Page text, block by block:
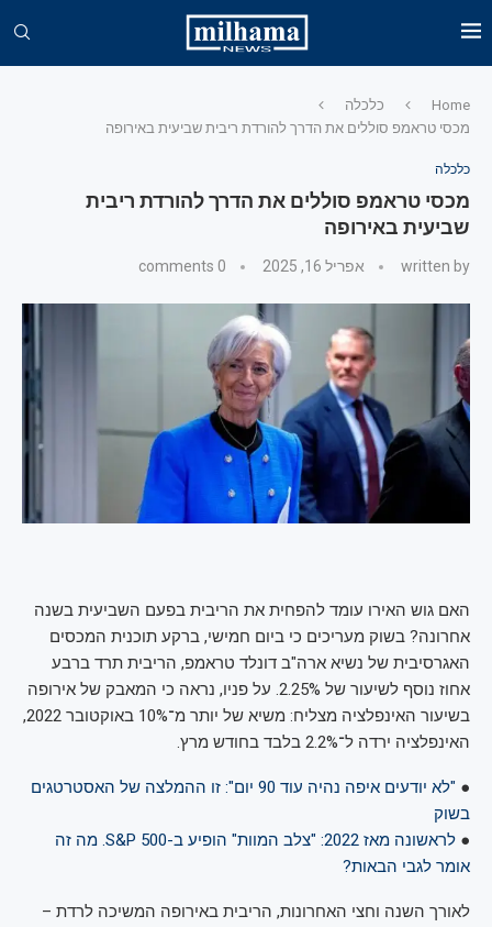
Home
כלכלה
מכסי טראמפ סוללים את הדרך להורדת ריבית שביעית באירופה
כלכלה
מכסי טראמפ סוללים את הדרך להורדת ריבית
שביעית באירופה
written by אפריל 16, 2025 0 comments
האם גוש האירו עומד להפחית את הריבית בפעם השביעית בשנה
אחרונה? בשוק מעריכים כי ביום חמישי, ברקע תוכנית המכסים
האגרסיבית של נשיא ארה"ב דונלד טראמפ, הריבית תרד ברבע
אחוז נוסף לשיעור של 2.25%. על פניו, נראה כי המאבק של אירופה
בשיעור האינפלציה מצליח: משיא של יותר מ־10% באוקטובר 2022,
האינפלציה ירדה ל־2.2% בלבד בחודש מרץ.
●
"לא יודעים איפה נהיה עוד 90 יום": זו ההמלצה של האסטרטגים
בשוק
●
לראשונה מאז 2022: "צלב המוות" הופיע ב-S&P 500. מה זה
אומר לגבי הבאות?
לאורך השנה וחצי האחרונות, הריבית באירופה המשיכה לרדת –